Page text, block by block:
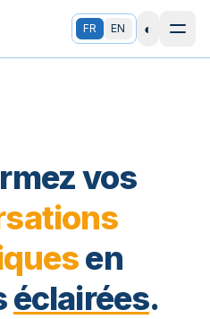
FR EN ◐
vos
en
éclairées.